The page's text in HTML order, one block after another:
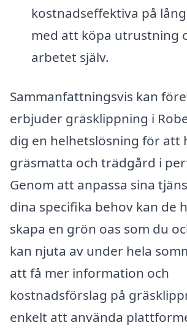
kostnadseffektiva på
med att köpa utrustning
arbetet själv.
Sammanfattningsvis kan
erbjuder gräsklippning i
dig en helhetslösning för att
gräsmatta och trädgård i
Genom att anpassa sina
dina specifika behov kan de
skapa en grön oas som du
kan njuta av under hela
att få mer information och
kostnadsförslag på
enkelt att använda